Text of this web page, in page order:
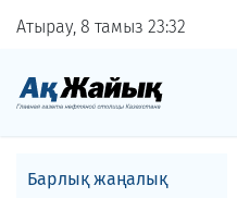
Атырау, 8 тамыз 23 32
Барлық жаңалық